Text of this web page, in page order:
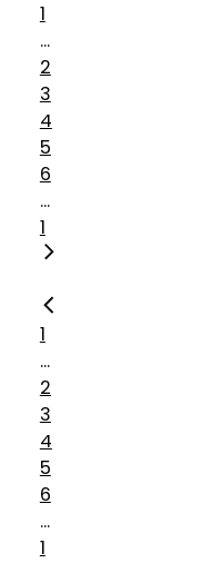
1
...
2
3
4
5
6
...
1
1
...
2
3
4
5
6
...
1